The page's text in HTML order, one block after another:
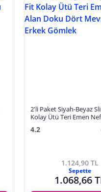
2'li Paket Siyah-Beyaz
Kolay Ütü Teri Emen
4.2
1.124,90 TL
Sepette
1.068,66